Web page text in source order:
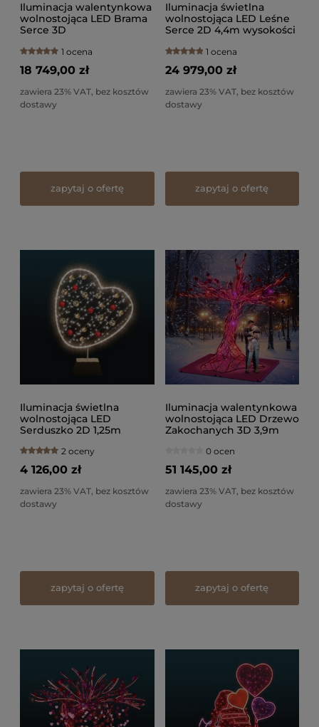
Iluminacja walentynkowa
wolnostojąca LED Brama
Serce 3D
1 ocena
18 749,00 zł
zawiera 23% VAT, bez kosztów
dostawy
zapytaj o ofertę
Iluminacja świetlna
wolnostojąca LED Leśne
Serce 2D 4,4m wysokości
1 ocena
24 979,00 zł
zawiera 23% VAT, bez kosztów
dostawy
zapytaj o ofertę
Iluminacja świetlna
wolnostojąca LED
Serduszko 2D 1,25m
2 oceny
4 126,00 zł
zawiera 23% VAT, bez kosztów
dostawy
zapytaj o ofertę
Iluminacja walentynkowa
wolnostojąca LED Drzewo
Zakochanych 3D 3,9m
0 ocen
51 145,00 zł
zawiera 23% VAT, bez kosztów
dostawy
zapytaj o ofertę